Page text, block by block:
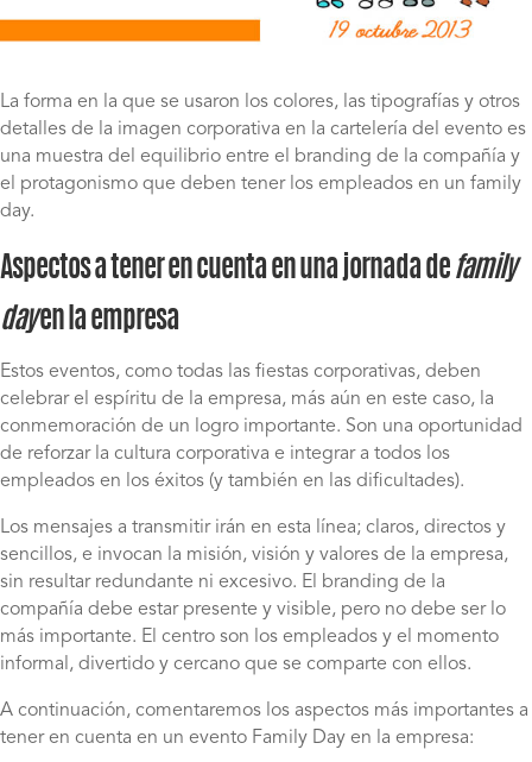
La forma en la que se usaron los colores, las tipografías y otros
detalles de la imagen corporativa en la cartelería del evento es
una muestra del equilibrio entre el branding de la compañía y
el protagonismo que deben tener los empleados en un family
day.
Aspectos a tener en cuenta enuna jornada de family
dayen la empresa
Estos eventos, como todas las fiestas corporativas, deben
celebrar el espíritu de la empresa, más aún en este caso, la
conmemoración de un logro importante. Son una oportunidad
de reforzar la cultura corporativa e integrar a todos los
empleados en los éxitos (y también en las dificultades).
Los mensajes a transmitir irán en esta línea; claros, directos y
sencillos, e invocan la misión, visión y valores de la empresa,
sin resultar redundante ni excesivo. El branding de la
compañía debe estar presente y visible, pero no debe ser lo
más importante. El centro son los empleados y el momento
informal, divertido y cercano que se comparte con ellos.
A continuación, comentaremos los aspectos más importantes a
tener en cuenta en un evento Family Day en la empresa: